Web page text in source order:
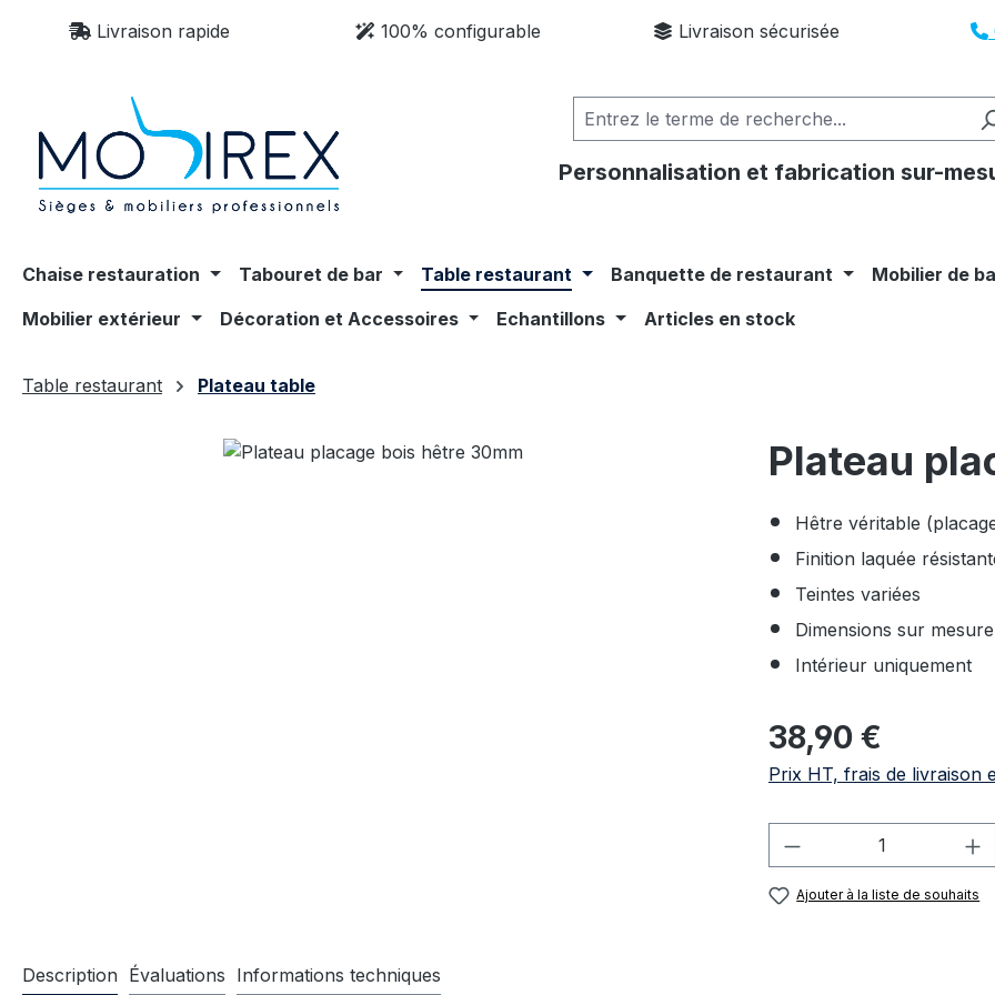
au contenu principal
Passer à la recherche
Passer à la navigation principale
Livraison rapide 100% configurable Livraison sécurisée
Personnalisation et fabrication sur-
Chaise restauration Tabouret de bar Table restaurant Banquette de restaurant Mobilier de
Mobilier extérieur
Décoration et Accessoires Echantillons Articles en stock
Table restaurant
Plateau table
Plateau
Hêtre véritable
Finition laquée
Teintes variées
Dimensions sur mesure
Intérieur uniquement
Prix régulier :
38,90 €
Prix HT, frais de livraison
Quantité de
Ajouter à la liste de souhaits
Description Évaluations Informations techniques